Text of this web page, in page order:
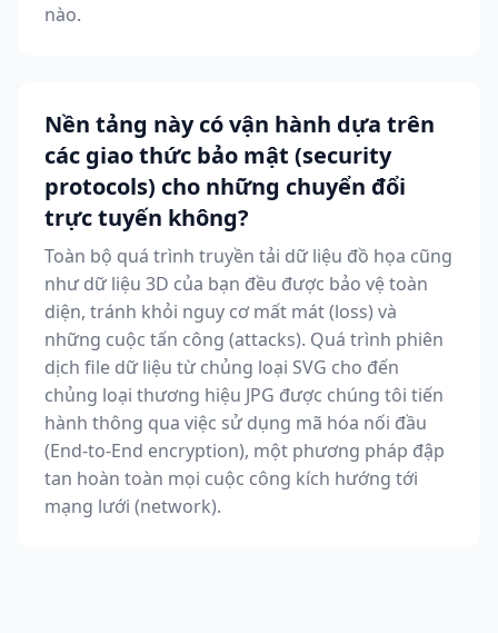
nào.
Nền tảng này có vận hành dựa trên
các giao thức bảo mật (security
protocols) cho những chuyển đổi
trực tuyến không?
Toàn bộ quá trình truyền tải dữ liệu đồ họa cũng
như dữ liệu 3D của bạn đều được bảo vệ toàn
diện, tránh khỏi nguy cơ mất mát (loss) và
những cuộc tấn công (attacks). Quá trình phiên
dịch file dữ liệu từ chủng loại SVG cho đến
chủng loại thương hiệu JPG được chúng tôi tiến
hành thông qua việc sử dụng mã hóa nối đầu
(End-to-End encryption), một phương pháp đập
tan hoàn toàn mọi cuộc công kích hướng tới
mạng lưới (network).